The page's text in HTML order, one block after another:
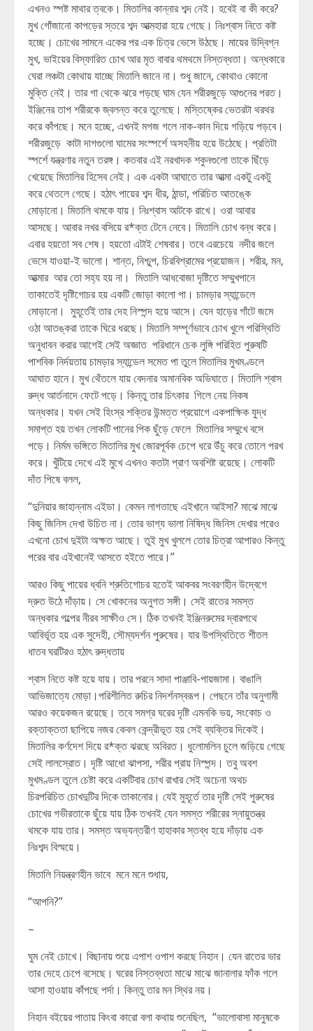
এখনও স্পষ্ট মাথার ত্বকে। মিতালির কান্নার শব্দ নেই। হবেই বা কী করে?
মুখ গোঁজানো কাপড়ের স্তরে শব্দ আত্মহারা হয়ে গেছে। নিঃশ্বাস নিতে কষ্ট
হচ্ছে। চোখের সামনে একের পর এক চিত্র ভেসে উঠছে। মায়ের উদ্বিগ্ন
মুখ, ভাইয়ের বিস্ফারিত চোখ আর মৃত বাবার থমথমে নিস্তব্ধতা। অন্ধকারে
ঘেরা লঞ্চটা কোথায় যাচ্ছে মিতালি জানে না। শুধু জানে, কোথাও কোনো
মুক্তি নেই। তার গা থেকে ঝরে পড়ছে ঘাম যেন শরীরজুড়ে আগুনের পরত।
ইঞ্জিনের তাপ শরীরকে জ্বলন্ত করে তুলেছে। মস্তিষ্কের ভেতরটা থরথর
করে কাঁপছে। মনে হচ্ছে, এখনই মগজ গলে নাক-কান দিয়ে গড়িয়ে পড়বে।
শরীরজুড়ে কাটা দাগগুলো ঘামের সংস্পর্শে অসহনীয় হয়ে উঠেছে। প্রতিটা
স্পর্শে যন্ত্রণার নতুন তরঙ্গ। কতবার এই নরখাদক শকুনগুলো তাকে ছিঁড়ে
খেয়েছে মিতালির হিসেব নেই। এক একটা আঘাতে তার আত্মা একটু একটু
করে থেতলে গেছে। হঠাৎ পায়ের শব্দ ধীর, ঠান্ডা, পরিচিত আতঙ্কে
মোড়ানো। মিতালি থমকে যায়। নিঃশ্বাস আটকে রাখে। ওরা আবার
আসছে। আবার নখর বসিয়ে র*ক্ত টেনে নেবে। মিতালি চোখ বন্ধ করে।
এবার হয়তো সব শেষ। হয়তো এটাই শেষবার। তবে এরচেয়ে নদীর জলে
ভেসে যাওয়া-ই ভালো। শান্ত, নিশ্চুপ, চিরবিশ্রামের প্রয়োজন। শরীর, মন,
আত্মার আর তো সহ্য হয় না। মিতালি আধবোজা দৃষ্টিতে সম্মুখপানে
তাকাতেই দৃষ্টিগোচর হয় একটি জোড়া কালো পা। চামড়ার স্যান্ডেলে
মোড়ানো। মুহূর্তেই তার দেহ নিস্পন্দ হয়ে আসে। যেন হাড়ের গাঁটে জমে
ওঠা আতঙ্করা তাকে ঘিরে ধরছে। মিতালি সম্পূর্ণভাবে চোখ খুলে পরিস্থিতি
অনুধাবন করার আগেই সেই অজ্ঞাত পরিধানে চেক লুঙ্গি পরিহিত পুরুষটি
পাশবিক নির্দয়তায় চামড়ার স্যান্ডেল সমেত পা তুলে মিতালির মুখমণ্ডলে
আঘাত হানে। মুখ থেঁতলে যায় বেদনার অমানবিক অভিঘাতে। মিতালি শ্বাস
রুদ্ধ আর্তনাদে ফেটে পড়ে। কিন্তু তার চিৎকার গিলে নেয় নিকষ
অন্ধকার। যখন সেই হিংস্র শক্তির উন্মত্ত প্রয়োগে একপাক্ষিক যুদ্ধ
সমাপ্ত হয় তখন লোকটি পানের পিক ছুঁড়ে ফেলে মিতালির সম্মুখে বসে
পড়ে। নির্মম ভঙ্গিতে মিতালির মুখ জোরপূর্বক চেপে ধরে উঁচু করে তোলে পরখ
করে। খুঁটিয়ে দেখে এই মুখে এখনও কতটা প্রাণ অবশিষ্ট রয়েছে। লোকটি
দাঁত পিষে বলল,
“দুনিয়ার জাহান্নাম এইডা। কেমন লাগতাছে এইখানে আইসা? মাঝে মাঝে
কিছু জিনিস দেখা উচিত না। তোর ভাগ্য ভালা নিষিদ্ধ জিনিস দেখার পরেও
এখনো চোখ দুইটা অক্ষত আছে। তুই মুখ খুললে তোর চিত্রা আপারও কিন্তু
পরের বার এইখানেই আসতে হইতে পারে।”
আরও কিছু পায়ের ধ্বনি শ্রুতিগোচর হতেই আকবর সংবরণহীন উদ্বেগে
দ্রুত উঠে দাঁড়ায়। সে খোকনের অনুগত সঙ্গী। সেই রাতের সমস্ত
অন্ধকার গল্পের নীরব সাক্ষীও সে। ঠিক তখনই ইঞ্জিনরুমের দ্বারপথে
আবির্ভূত হয় এক সুদেহী, সৌম্যদর্শন পুরুষের। যার উপস্থিতিতে শীতল
ধাতব ঘরটিরও হঠাৎ রুদ্ধতায়
শ্বাস নিতে কষ্ট হয়ে যায়। তার পরনে সাদা পাঞ্জাবি-পায়জামা। বাঙালি
আভিজাত্যে মোড়া।পরিশীলিত রুচির নিদর্শনস্বরূপ। পেছনে তাঁর অনুগামী
আরও কয়েকজন রয়েছে। তবে সমগ্র ঘরের দৃষ্টি এমনকি ভয়, সংকোচ ও
রক্তাক্ততা ছাপিয়ে নজর কেবল কেন্দ্রীভূত হয় সেই ব্যক্তির দিকেই।
মিতালির কর্ণদেশ দিয়ে র*ক্ত ঝরছে অবিরত। ধুলোমলিন চুলে জড়িয়ে গেছে
সেই লালস্রোত। দৃষ্টি আধো ঝাপসা, শরীর প্রায় নিস্পন্দ। তবু অবশ
মুখমণ্ডল তুলে চেষ্টা করে একটিবার চোখ রাখার সেই অচেনা অথচ
চিরপরিচিত চোখদুটির দিকে তাকানোর। যেই মুহূর্তে তার দৃষ্টি সেই পুরুষের
চোখের গভীরতাকে ছুঁয়ে যায় ঠিক তখনই যেন সমস্ত শরীরের স্নায়ুতন্ত্র
থমকে যায় তার। সমস্ত অভ্যন্তরীণ হাহাকার স্তব্ধ হয়ে দাঁড়ায় এক
নিঃশব্দ বিস্ময়ে।
মিতালি নিয়ন্ত্রণহীন ভাবে মনে মনে শুধায়,
“আপনি?”
–
ঘুম নেই চোখে। বিছানায় শুয়ে এপাশ ওপাশ করছে নিহান। যেন রাতের ভার
তার দেহে চেপে বসেছে। ঘরের নিস্তব্ধতা মাঝে মাঝে জানালার ফাঁক গলে
আসা হাওয়ায় কাঁপছে পর্দা। কিন্তু তার মন স্থির নয়।
নিহান বইয়ের পাতায় কিংবা কারো বলা কথায় শুনেছিল, “ভালোবাসা মানুষকে